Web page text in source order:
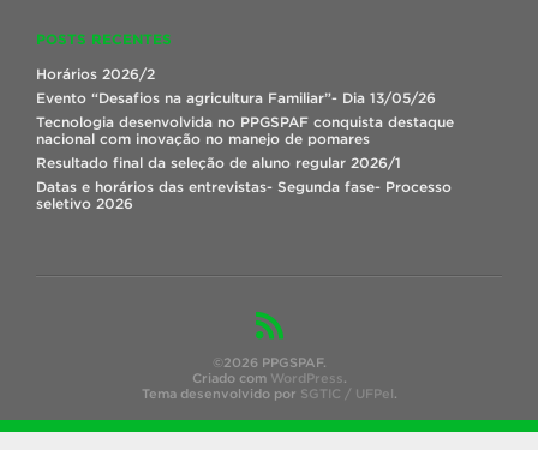
POSTS RECENTES
Horários 2026/2
Evento “Desafios na agricultura Familiar”- Dia 13/05/26
Tecnologia desenvolvida no PPGSPAF conquista destaque
nacional com inovação no manejo de pomares
Resultado final da seleção de aluno regular 2026/1
Datas e horários das entrevistas- Segunda fase- Processo
seletivo 2026
©2026 PPGSPAF.
Criado com WordPress.
Tema desenvolvido por SGTIC / UFPel.